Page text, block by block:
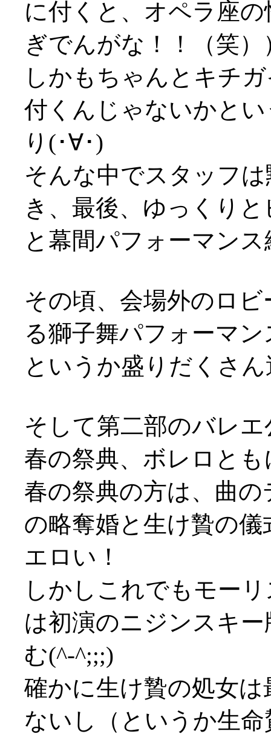
に付くと、オペラ座
ぎでんがな！！（笑）
しかもちゃんとキチ
付くんじゃないかと
り(･∀･)
そんな中でスタッフ
き、最後、ゆっくり
と幕間パフォーマン
その頃、会場外のロ
る獅子舞パフォーマ
というか盛りだくさ
そして第二部のバレエ
春の祭典、ボレロと
春の祭典の方は、曲
の略奪婚と生け贄の
エロい！
しかしこれでもモー
は初演のニジンスキ
む(^-^;;;)
確かに生け贄の処女
ないし（というか生